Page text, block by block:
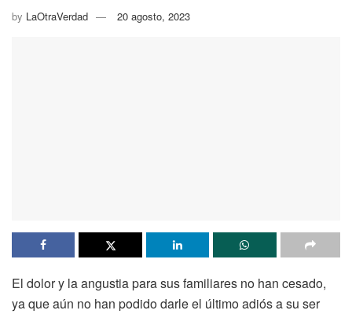
by LaOtraVerdad 20 agosto, 2023
El dolor y la angustia para sus familiares no han cesado,
ya que aún no han podido darle el último adiós a su ser